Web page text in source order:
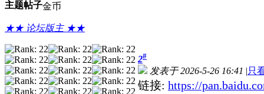
主题帖子金币
★★ 论坛版主 ★★
2#
发表于 2026-5-26 16:41 |只
链接: https://